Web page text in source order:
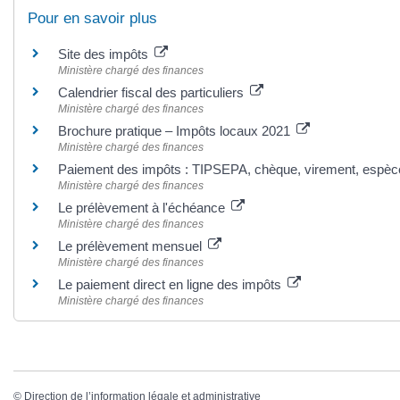
Pour en savoir plus
Site des impôts
Ministère chargé des finances
Calendrier fiscal des particuliers
Ministère chargé des finances
Brochure pratique – Impôts locaux 2021
Ministère chargé des finances
Paiement des impôts : TIPSEPA, chèque, virement,
Ministère chargé des finances
Le prélèvement à l'échéance
Ministère chargé des finances
Le prélèvement mensuel
Ministère chargé des finances
Le paiement direct en ligne des impôts
Ministère chargé des finances
© Direction de l’information légale et administrative